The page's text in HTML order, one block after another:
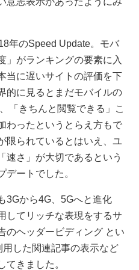
年のSpeed Update。モバ
」がランキングの要素に入
当に遅いサイトの評価を下
的に見るとまだモバイルの
「きちんと閲覧できる」こ
わったというとらえ方もで
限られているとはいえ、ユ
速さ」が大切であるという
デートでした。
から4G、5Gへと進化
してリッチな表現をするサ
のヘッダービディング とい
した関連記事の表示など
てきました。